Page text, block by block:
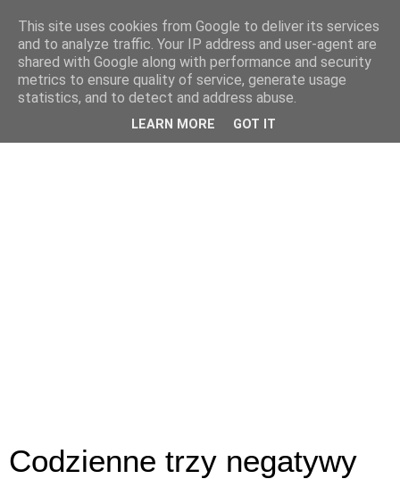
Codzienne trzy negatywy
This site uses cookies from Google to deliver its services
and to analyze traffic. Your IP address and user-agent are
shared with Google along with performance and security
metrics to ensure quality of service, generate usage
statistics, and to detect and address abuse.
LEARN MORE GOT IT